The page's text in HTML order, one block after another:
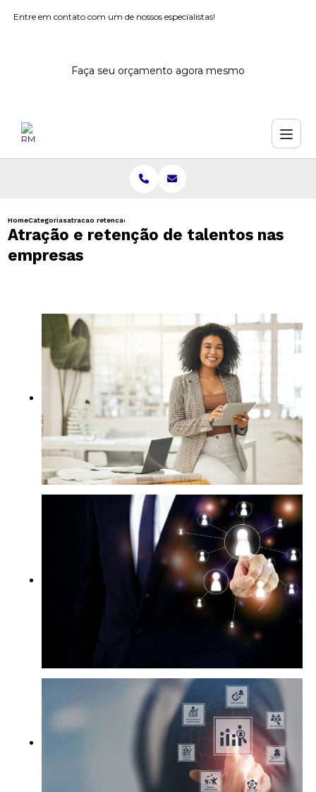
Entre em contato com um de nossos especialistas!
Faça seu orçamento agora mesmo
HomeCategoriasatracao retencao talentos nas empresas
Atração e retenção de talentos nas
empresas